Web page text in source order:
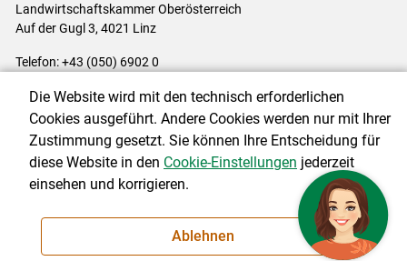
Landwirtschaftskammer Oberösterreich
Auf der Gugl 3, 4021 Linz
Telefon: +43 (050) 6902 0
Impressum|Kontakt|Gewinnspiele|Datenschutzerklärung |
Barrierefreiheit
Cookie-Einstellungen
NEWSLETTER
Die Website wird mit den technisch erforderlichen
Cookies ausgeführt. Andere Cookies werden nur mit Ihrer
Zustimmung gesetzt. Sie können Ihre Entscheidung für
diese Website in den Cookie-Einstellungen jederzeit
einsehen und korrigieren.
Ablehnen